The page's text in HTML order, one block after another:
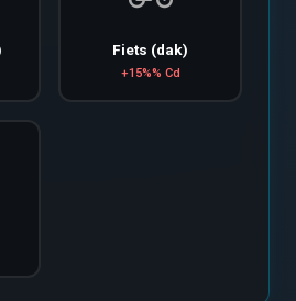
Fiets (dak)
+15%% Cd